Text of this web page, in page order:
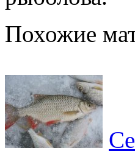
Похожие